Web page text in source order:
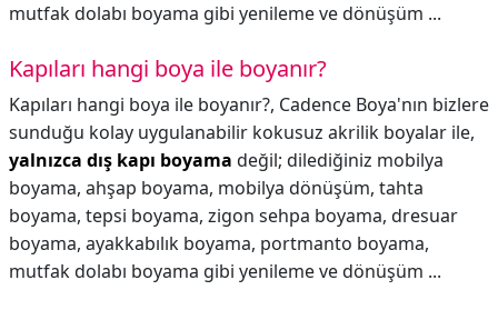
mutfak dolabı boyama gibi yenileme ve dönüşüm ...
Kapıları hangi boya ile boyanır?
Kapıları hangi boya ile boyanır?, Cadence Boya'nın bizlere
sunduğu kolay uygulanabilir kokusuz akrilik boyalar ile,
yalnızca dış kapı boyama değil; dilediğiniz mobilya
boyama, ahşap boyama, mobilya dönüşüm, tahta
boyama, tepsi boyama, zigon sehpa boyama, dresuar
boyama, ayakkabılık boyama, portmanto boyama,
mutfak dolabı boyama gibi yenileme ve dönüşüm ...